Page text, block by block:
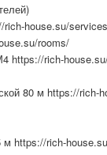
house.su/
rooms/
https://rich-
80 м https://rich-
м https://rich-